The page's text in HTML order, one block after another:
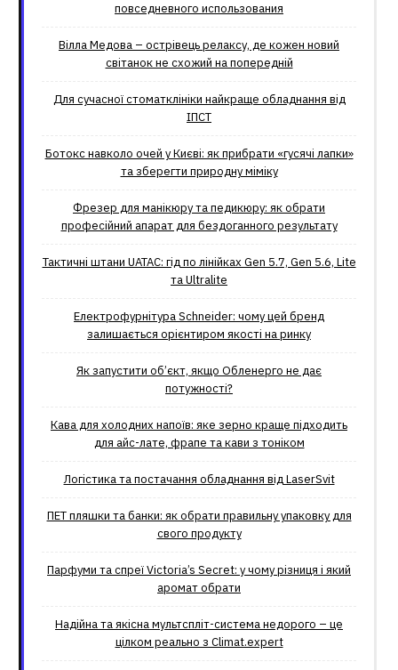
повседневного использования
Вілла Медова – острівець релаксу, де кожен новий
світанок не схожий на попередній
Для сучасної стоматклініки найкраще обладнання від
ІПСТ
Ботокс навколо очей у Києві: як прибрати «гусячі лапки»
та зберегти природну міміку
Фрезер для манікюру та педикюру: як обрати
професійний апарат для бездоганного результату
Тактичні штани UATAC: гід по лінійках Gen 5.7, Gen 5.6, Lite
та Ultralite
Електрофурнітура Schneider: чому цей бренд
залишається орієнтиром якості на ринку
Як запустити об’єкт, якщо Обленерго не дає
потужності?
Кава для холодних напоїв: яке зерно краще підходить
для айс-лате, фрапе та кави з тоніком
Логістика та постачання обладнання від LaserSvit
ПЕТ пляшки та банки: як обрати правильну упаковку для
свого продукту
Парфуми та спреї Victoria’s Secret: у чому різниця і який
аромат обрати
Надійна та якісна мультспліт-система недорого – це
цілком реально з Climat.еxpert